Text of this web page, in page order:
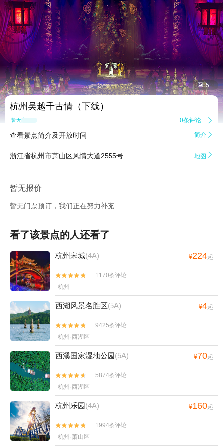
 5
杭州吴越千古情（下线）
暂无点评 0条评论 
查看景点简介及开放时间 简介 
浙江省杭州市萧山区风情大道2555号 地图 
暂无报价
暂无门票预订，我们正在努力补充
看了该景点的人还看了
杭州宋城(4A) ¥224起


1170条评论
杭州
西湖风景名胜区(5A) ¥4起


9425条评论
杭州·西湖区
西溪国家湿地公园(5A) ¥70起


5874条评论
杭州·西湖区
杭州乐园(4A) ¥160起


1994条评论
杭州·萧山区
